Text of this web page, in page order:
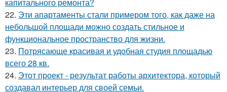
22. Эти апартаменты стали примером того, как даже на
небольшой площади можно создать стильное и
функциональное пространство для жизни.
23. Потрясающе красивая и удобная студия площадью
всего 28 кв.
24. Этот проект - результат работы архитектора, который
создавал интерьер для своей семьи.